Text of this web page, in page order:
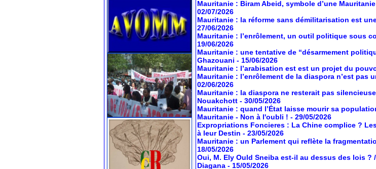
Mauritanie : Biram Abeid, symbole d’une
02/07/2026
Mauritanie : la réforme sans démilitarisation est
27/06/2026
Mauritanie : l’enrôlement, un outil politique sous
19/06/2026
Mauritanie : une tentative de “désarmement
Ghazouani - 15/06/2026
Mauritanie : l’arabisation est est un projet du
Mauritanie : l’enrôlement de la diaspora n’est pas
02/06/2026
Mauritanie : la diaspora ne resterait pas
Nouakchott - 30/05/2026
Mauritanie : quand l’État laisse mourir sa
Mauritanie - Non à l'oubli ! - 29/05/2026
Expropriations Foncieres : La Chine complice ?
à leur Destin - 23/05/2026
Mauritanie : un Parlement qui reflète la
18/05/2026
Oui, M. Ely Ould Sneiba est-il au dessus des lois ?
Diagana - 15/05/2026